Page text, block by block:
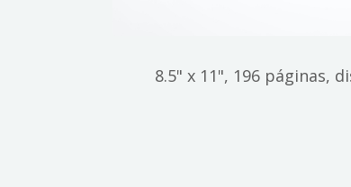
8.5" x 11", 196 páginas,